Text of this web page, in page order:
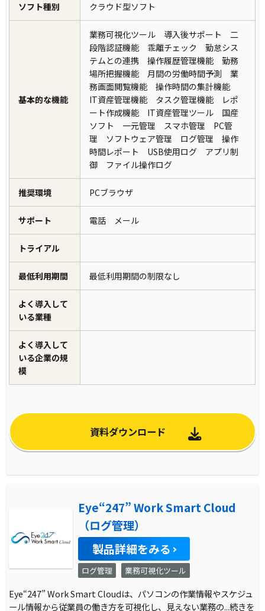
ソフト種別 クラウド型ソフト
基本的な機能
業務可視化ツール 導入後サポート 二
段階認証機能 乖離チェック 勤怠シス
テムとの連携 操作履歴管理機能 勤務
場所把握機能 月間の労働時間予測 業
務画面閲覧機能 操作時間の集計機能
IT資産管理機能 タスク管理機能 レポ
ート作成機能 IT資産管理ツール 国産
ソフト 一元管理 スマホ管理 PC管
理 ソフトウェア管理 ログ管理 操作
時間レポート USB使用ログ アプリ制
御 ファイル操作ログ
推奨環境 PCブラウザ
サポート 電話 メール
トライアル
最低利用期間 最低利用期間の制限なし
よく導入して
いる業種
よく導入して
いる企業の規
模
資料ダウンロード
Eye“247” Work Smart Cloud
（ログ管理）
製品詳細をみる
ログ管理 業務可視化ツール
Eye“247” Work Smart Cloudは、パソコンの作業情報やスケジュ
ール情報から従業員の働き方を可視化し、見えない業務の...続きを